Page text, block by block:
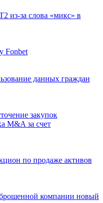
из-за слова «микс» в
Fonbet
данных граждан
закупок
M&A за счет
по продаже активов
компании новый